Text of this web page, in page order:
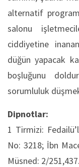
alternatif
salonu
ciddiyetine
düğün yapacak
boşluğunu
sorumluluk
Dipnotlar:
1 Tirmizi:
No: 3218; İbn
Müsned: 2/251,437.